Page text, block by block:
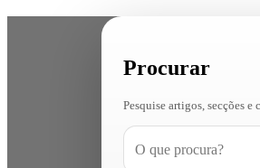
Procurar
Pesquise artigos, secções e